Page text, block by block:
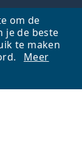
om de
je de beste
te maken
Meer